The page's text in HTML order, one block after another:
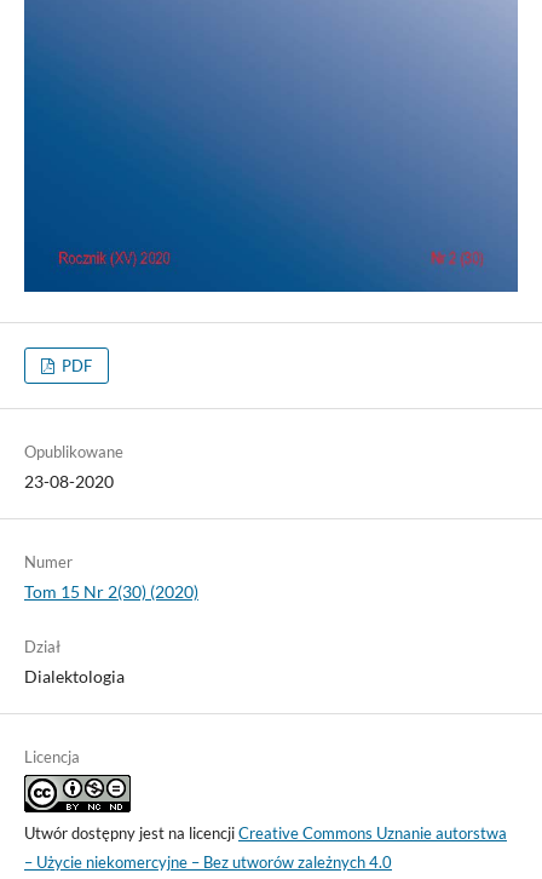
PDF
Opublikowane
23-08-2020
Numer
Tom 15 Nr 2(30) (2020)
Dział
Dialektologia
Licencja
Utwór dostępny jest na licencjiCreative Commons Uznanie autorstwa
– Użycie niekomercyjne – Bez utworów zależnych 4.0